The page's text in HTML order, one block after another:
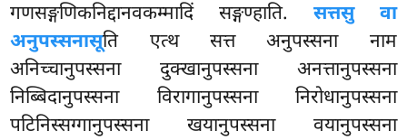
गणसङ्गणिकनिद्दानवकम्मादिं सङ्गण्हाति. सत्तसु वा
अनुपस्सनासूति एत्थ सत्त अनुपस्सना नाम
अनिच्चानुपस्सना दुक्खानुपस्सना अनत्तानुपस्सना
निब्बिदानुपस्सना विरागानुपस्सना निरोधानुपस्सना
पटिनिस्सग्गानुपस्सना खयानुपस्सना वयानुपस्सना